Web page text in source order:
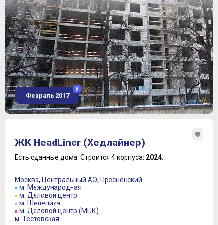
Февраль 2017
8
ЖК HeadLiner (Хедлайнер)
Есть сданные дома. Строится 4 корпуса: 2024.
Москва, Центральный АО, Пресненский
м. Международная
м. Деловой центр
м. Шелепиха
м. Деловой центр (МЦК)
м. Тестовская